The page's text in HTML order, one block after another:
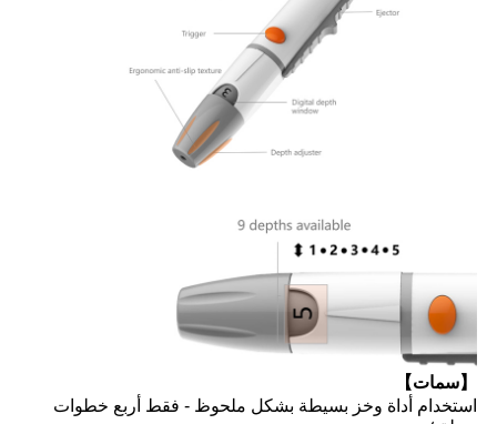
【سمات】
استخدام أداة وخز بسيطة بشكل ملحوظ - فقط أربع خطوات